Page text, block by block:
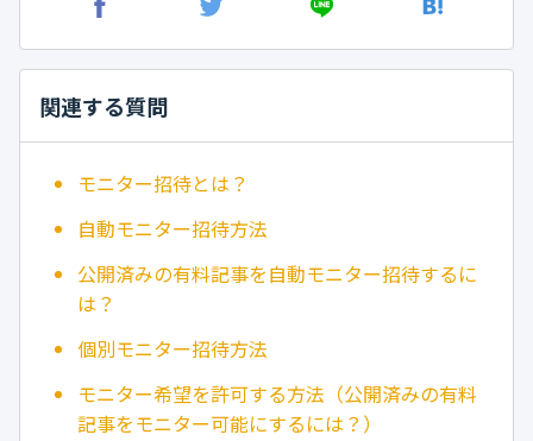
関連する質問
モニター招待とは？
自動モニター招待方法
公開済みの有料記事を自動モニター招待するに
は？
個別モニター招待方法
モニター希望を許可する方法（公開済みの有料
記事をモニター可能にするには？）